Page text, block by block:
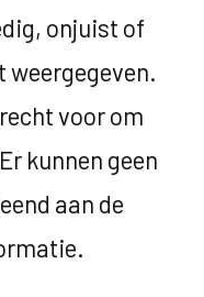
onjuist of
weergegeven.
voor om
kunnen geen
aan de